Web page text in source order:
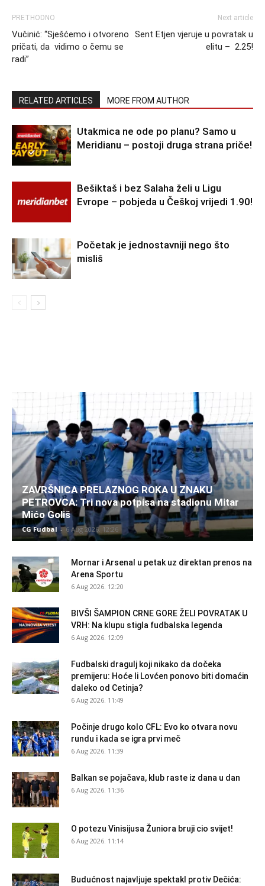
PRETHODNO
Vučinić: “Sješćemo i otvoreno
pričati, da vidimo o čemu se
radi”
Next article
Sent Etjen vjeruje u povratak u
elitu – 2.25!
RELATED ARTICLES MORE FROM AUTHOR
Utakmica ne ode po planu? Samo u
Meridianu – postoji druga strana priče!
Bešiktaš i bez Salaha želi u Ligu
Evrope – pobjeda u Češkoj vrijedi 1.90!
Početak je jednostavniji nego što
misliš
ZAVRŠNICA PRELAZNOG ROKA U ZNAKU
PETROVCA: Tri nova potpisa na stadionu Mitar
Mićo Goliš
CG Fudbal - 6 Aug 2026. 12:26
Mornar i Arsenal u petak uz direktan prenos na
Arena Sportu
6 Aug 2026. 12:20
BIVŠI ŠAMPION CRNE GORE ŽELI POVRATAK U
VRH: Na klupu stigla fudbalska legenda
6 Aug 2026. 12:09
Fudbalski dragulj koji nikako da dočeka
premijeru: Hoće li Lovćen ponovo biti domaćin
daleko od Cetinja?
6 Aug 2026. 11:49
Počinje drugo kolo CFL: Evo ko otvara novu
rundu i kada se igra prvi meč
6 Aug 2026. 11:39
Balkan se pojačava, klub raste iz dana u dan
6 Aug 2026. 11:36
O potezu Vinisijusa Žuniora bruji cio svijet!
6 Aug 2026. 11:14
Budućnost najavljuje spektakl protiv Dečića: